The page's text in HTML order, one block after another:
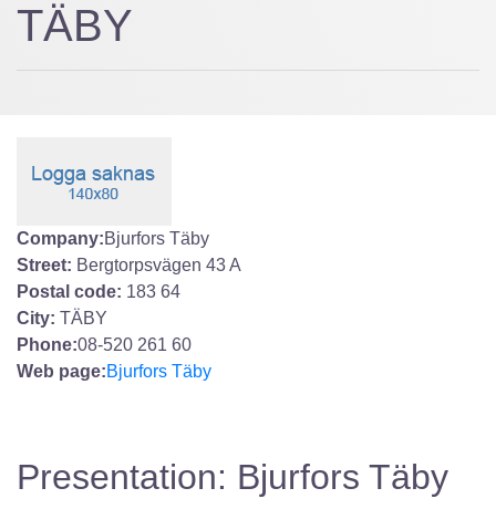
TÄBY
Company:Bjurfors Täby
Street: Bergtorpsvägen 43 A
Postal code: 183 64
City: TÄBY
Phone:08-520 261 60
Web page:Bjurfors Täby
Presentation: Bjurfors Täby